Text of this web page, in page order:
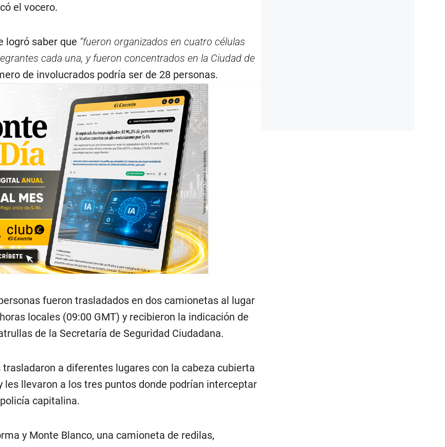
el vocero.
logró saber que “fueron organizados en cuatro células
cada una, y fueron concentrados en la Ciudad de
de involucrados podría ser de 28 personas.
fueron trasladados en dos camionetas al lugar
locales (09:00 GMT) y recibieron la indicación de
de la Secretaría de Seguridad Ciudadana.
trasladaron a diferentes lugares con la cabeza cubierta
les llevaron a los tres puntos donde podrían interceptar
capitalina.
y Monte Blanco, una camioneta de redilas,